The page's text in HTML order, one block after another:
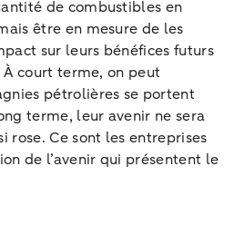
de combustibles en
être en mesure de les
sur leurs bénéfices futurs
court terme, on peut
pétrolières se portent
terme, leur avenir ne sera
rose. Ce sont les entreprises
de l’avenir qui présentent le